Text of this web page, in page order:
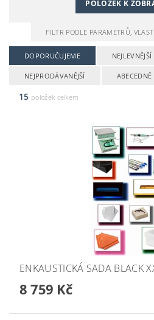
POLOŽEK K
FILTR PODLE PARAMETRŮ,
DOPORUČUJEME NEJLEVNĚJŠÍ
NEJPRODÁVANĚJŠÍ ABECEDNĚ
15 položek celkem
ENKAUSTICKÁ SADA BLACK
8 759 Kč